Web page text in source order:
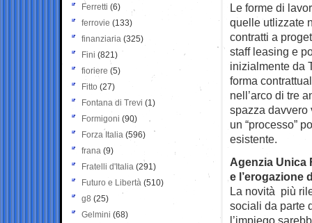
Le forme di
quelle utlizzate
contratti a
staff leasing e
inizialmente da
forma
nell’arco di tre
spazza davvero
un “processo”
esistente.
Agenzia Unica
e l’erogazione
La novità più
sociali da parte
l’impiego
Ferretti (6)
ferrovie (133)
finanziaria (325)
Fini (821)
fioriere (5)
Fitto (27)
Fontana di Trevi (1)
Formigoni (90)
Forza Italia (596)
frana (9)
Fratelli d'Italia (291)
Futuro e Libertà (510)
g8 (25)
Gelmini (68)